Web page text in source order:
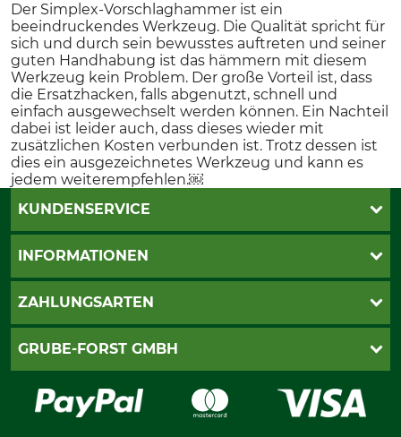
Der Simplex-Vorschlaghammer ist ein
beeindruckendes Werkzeug. Die Qualität spricht für
sich und durch sein bewusstes auftreten und seiner
guten Handhabung ist das hämmern mit diesem
Werkzeug kein Problem. Der große Vorteil ist, dass
die Ersatzhacken, falls abgenutzt, schnell und
einfach ausgewechselt werden können. Ein Nachteil
dabei ist leider auch, dass dieses wieder mit
zusätzlichen Kosten verbunden ist. Trotz dessen ist
dies ein ausgezeichnetes Werkzeug und kann es
jedem weiterempfehlen.￼
KUNDENSERVICE
Katalogbestellung
INFORMATIONEN
AGB
Widerrufsformular
ZAHLUNGSARTEN
PayPal
Rechnung
Vorkasse
GRUBE-FORST GMBH
Karriere
Über uns